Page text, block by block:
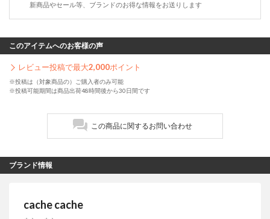
新商品やセール等、ブランドのお得な情報をお送りします
このアイテムへのお客様の声
レビュー投稿で最大2,000ポイント
※投稿は（対象商品の）ご購入者のみ可能
※投稿可能期間は商品出荷48時間後から30日間です
この商品に関するお問い合わせ
ブランド情報
cache cache